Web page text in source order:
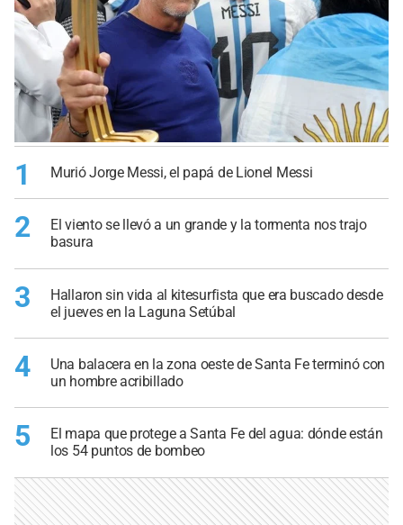
1 Murió Jorge Messi, el papá de Lionel Messi
2
El viento se llevó a un grande y la tormenta nos trajo
basura
3
Hallaron sin vida al kitesurfista que era buscado desde
el jueves en la Laguna Setúbal
4
Una balacera en la zona oeste de Santa Fe terminó con
un hombre acribillado
5
El mapa que protege a Santa Fe del agua: dónde están
los 54 puntos de bombeo